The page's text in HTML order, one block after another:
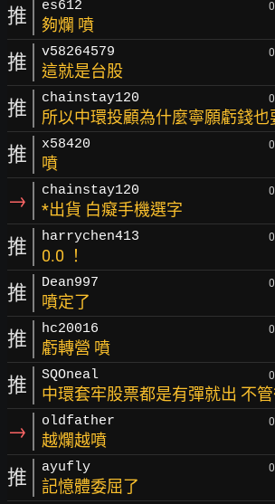
推 es612
夠爛 噴
推 v58264579
這就是台股
推 chainstay120
所以中環投顧為什麼寧願虧錢也
推 x58420
噴
→ chainstay120
*出貨 白癡手機選字
推 harrychen413
0.0 ！
推 Dean997
噴定了
推 hc20016
虧轉營 噴
推 SQOneal
中環套牢股票都是有彈就出 不
→ oldfather
越爛越噴
推 ayufly
記憶體委屈了